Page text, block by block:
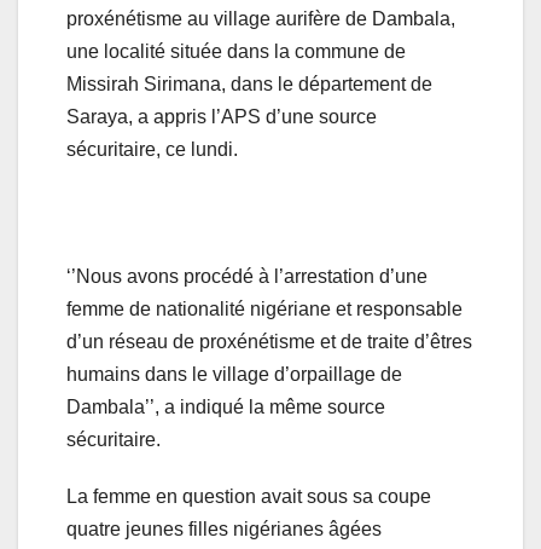
proxénétisme au village aurifère de Dambala,
une localité située dans la commune de
Missirah Sirimana, dans le département de
Saraya, a appris l’APS d’une source
sécuritaire, ce lundi.
‘’Nous avons procédé à l’arrestation d’une
femme de nationalité nigériane et responsable
d’un réseau de proxénétisme et de traite d’êtres
humains dans le village d’orpaillage de
Dambala’’, a indiqué la même source
sécuritaire.
La femme en question avait sous sa coupe
quatre jeunes filles nigérianes âgées